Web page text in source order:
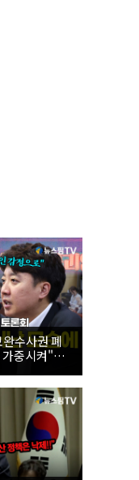
수사권 폐
중시켜"｜
지 토론회